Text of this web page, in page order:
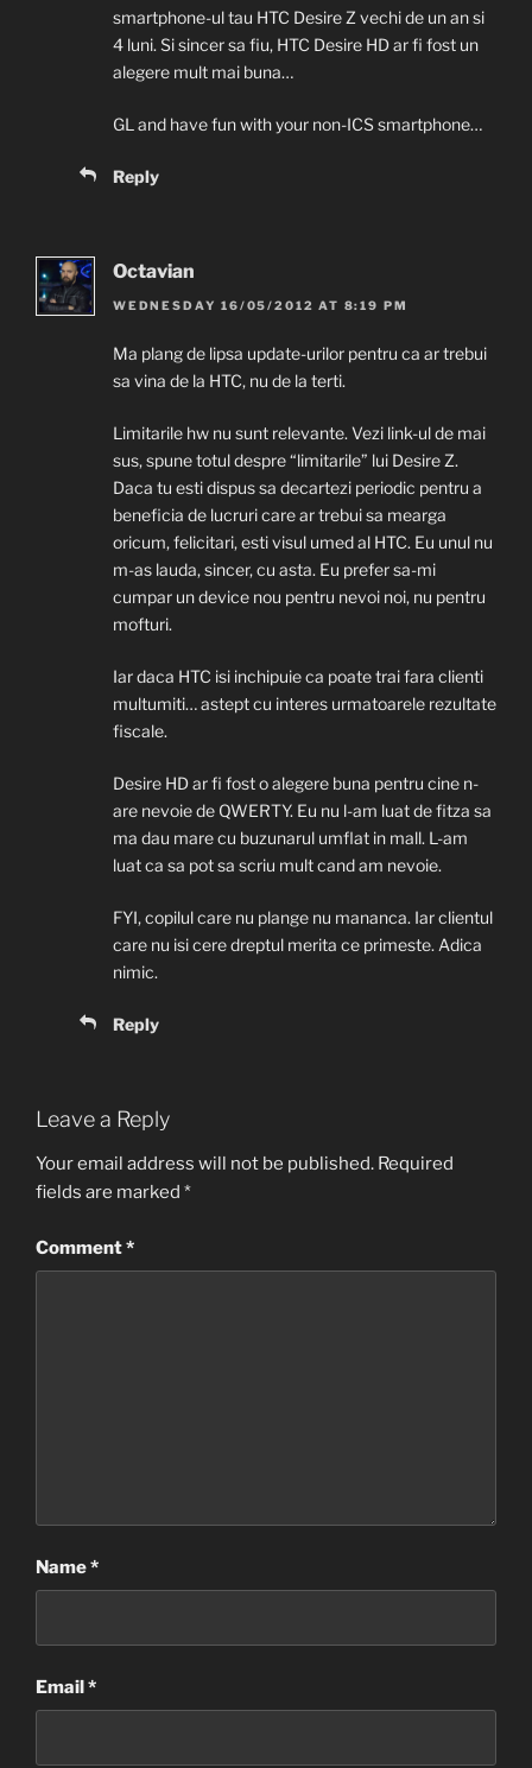
smartphone-ul tau HTC Desire Z vechi de un an si
4 luni. Si sincer sa fiu, HTC Desire HD ar fi fost un
alegere mult mai buna…
GL and have fun with your non-ICS smartphone…
Reply
Octavian
WEDNESDAY 16/05/2012 AT 8:19 PM
Ma plang de lipsa update-urilor pentru ca ar trebui
sa vina de la HTC, nu de la terti.
Limitarile hw nu sunt relevante. Vezi link-ul de mai
sus, spune totul despre “limitarile” lui Desire Z.
Daca tu esti dispus sa decartezi periodic pentru a
beneficia de lucruri care ar trebui sa mearga
oricum, felicitari, esti visul umed al HTC. Eu unul nu
m-as lauda, sincer, cu asta. Eu prefer sa-mi
cumpar un device nou pentru nevoi noi, nu pentru
mofturi.
Iar daca HTC isi inchipuie ca poate trai fara clienti
multumiti… astept cu interes urmatoarele rezultate
fiscale.
Desire HD ar fi fost o alegere buna pentru cine n-
are nevoie de QWERTY. Eu nu l-am luat de fitza sa
ma dau mare cu buzunarul umflat in mall. L-am
luat ca sa pot sa scriu mult cand am nevoie.
FYI, copilul care nu plange nu mananca. Iar clientul
care nu isi cere dreptul merita ce primeste. Adica
nimic.
Reply
Leave a Reply
Your email address will not be published. Required
fields are marked *
Comment*
Name*
Email*